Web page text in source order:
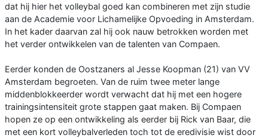
dat hij hier het volleybal goed kan combineren met zijn studie
aan de Academie voor Lichamelijke Opvoeding in Amsterdam.
In het kader daarvan zal hij ook nauw betrokken worden met
het verder ontwikkelen van de talenten van Compaen.
Eerder konden de Oostzaners al Jesse Koopman (21) van VV
Amsterdam begroeten. Van de ruim twee meter lange
middenblokkeerder wordt verwacht dat hij met een hogere
trainingsintensiteit grote stappen gaat maken. Bij Compaen
hopen ze op een ontwikkeling als eerder bij Rick van Baar, die
met een kort volleybalverleden toch tot de eredivisie wist door